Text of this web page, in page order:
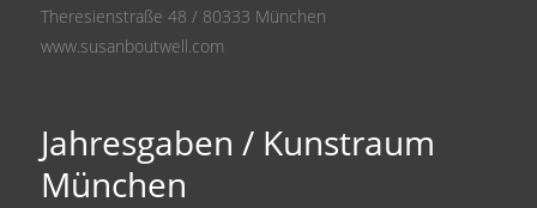
Theresienstraße 48 / 80333 München
www.susanboutwell.com
Jahresgaben / Kunstraum
München